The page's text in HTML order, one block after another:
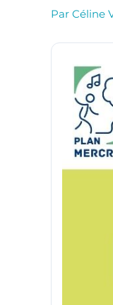
Par Céline